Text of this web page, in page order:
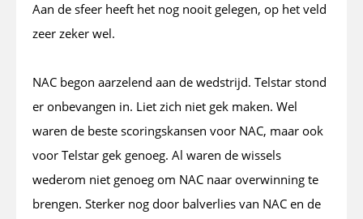
Aan de sfeer heeft het nog nooit gelegen, op het veld
zeer zeker wel.
NAC begon aarzelend aan de wedstrijd. Telstar stond
er onbevangen in. Liet zich niet gek maken. Wel
waren de beste scoringskansen voor NAC, maar ook
voor Telstar gek genoeg. Al waren de wissels
wederom niet genoeg om NAC naar overwinning te
brengen. Sterker nog door balverlies van NAC en de